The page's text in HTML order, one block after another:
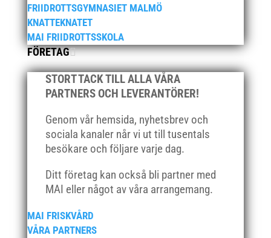
FRIIDROTTSGYMNASIET MALMÖ
KNATTEKNATET
MAI FRIIDROTTSSKOLA
FÖRETAG
STORT TACK TILL ALLA VÅRA
PARTNERS OCH LEVERANTÖRER!
Genom vår hemsida, nyhetsbrev och
sociala kanaler når vi ut till tusentals
besökare och följare varje dag.
Ditt företag kan också bli partner med
MAI eller något av våra arrangemang.
MAI FRISKVÅRD
VÅRA PARTNERS
oktober 2021
september 2021
juni 2021
maj 2021
april 2021
februari 2021
december 2020
november 2020
oktober 2020
september 2020
augusti 2020
juni 2020